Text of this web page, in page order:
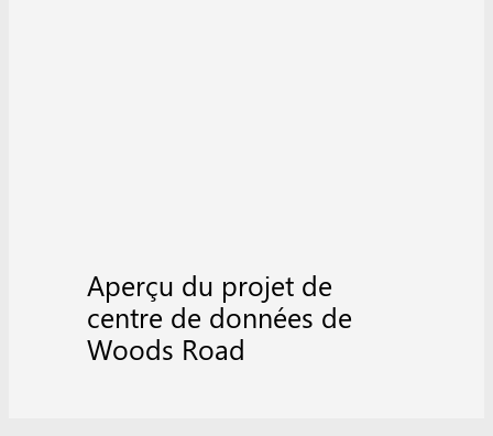
Aperçu du projet de
centre de données de
Woods Road